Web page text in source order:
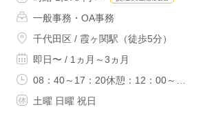
一般事務・OA事務
千代田区 / 霞ヶ関駅（徒歩5分）
即日〜 / 1ヵ月～3ヵ月
08：40～17：20休憩：12：00～…
土曜 日曜 祝日